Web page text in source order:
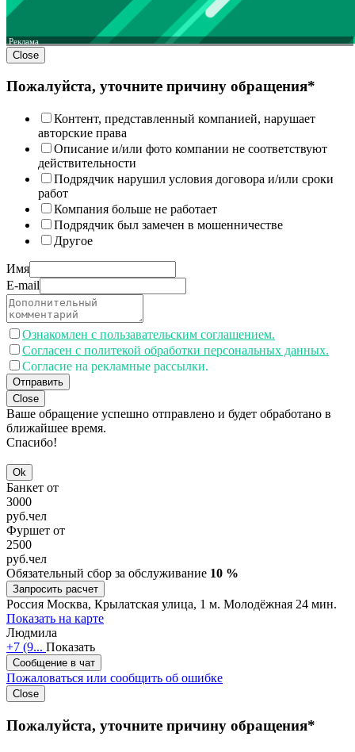
Реклама
Close
Пожалуйста, уточните причину обращения*
Контент, представленный компанией, нарушает
авторские права
Описание и/или фото компании не соответствуют
действительности
Подрядчик нарушил условия договора и/или сроки
работ
Компания больше не работает
Подрядчик был замечен в мошенничестве
Другое
Имя
E-mail
Ознакомлен с пользавательским соглашением.
Согласен с политекой обработки персональных данных.
Согласие на рекламные рассылки.
Отправить
Close
Ваше обращение успешно отправлено и будет обработано в
ближайшее время.
Спасибо!
Ok
Банкет от
3000
руб.чел
Фуршет от
2500
руб.чел
Обязательный сбор за обслуживание 10 %
Запросить расчет
Россия Москва, Крылатская улица, 1 м. Молодёжная 24 мин.
Показать на карте
Людмила
+7 (9... Показать
Сообщение в чат
Пожаловаться или сообщить об ошибке
Close
Пожалуйста, уточните причину обращения*